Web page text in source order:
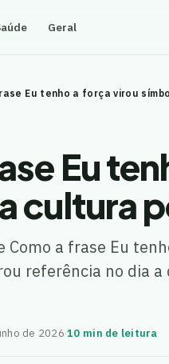
Geral
Eu tenho a força virou
Eu
cultura
Como a frase Eu
referência no dia
de 2026·10 min de leitura